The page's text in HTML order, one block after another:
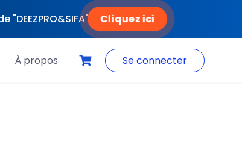
Cliquez ici
À propos Se connecter